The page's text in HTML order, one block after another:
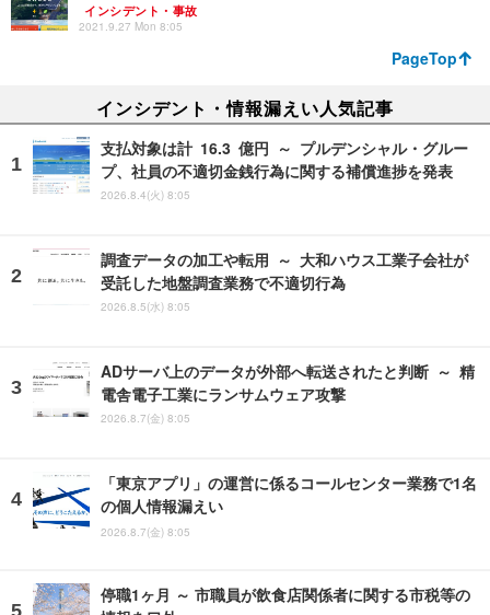
インシデント・事故
2021.9.27 Mon 8:05
PageTop
インシデント・情報漏えい人気記事
支払対象は計 16.3 億円 ～ プルデンシャル・グルー
プ、社員の不適切金銭行為に関する補償進捗を発表
2026.8.4(火) 8:05
調査データの加工や転用 ～ 大和ハウス工業子会社が
受託した地盤調査業務で不適切行為
2026.8.5(水) 8:05
ADサーバ上のデータが外部へ転送されたと判断 ～ 精
電舎電子工業にランサムウェア攻撃
2026.8.7(金) 8:05
「東京アプリ」の運営に係るコールセンター業務で1名
の個人情報漏えい
2026.8.7(金) 8:05
停職1ヶ月 ～ 市職員が飲食店関係者に関する市税等の